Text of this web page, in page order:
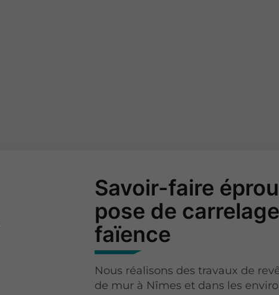
Savoir-faire
pose de
faïence
Nous réalisons des travaux de
de mur à Nîmes et dans les